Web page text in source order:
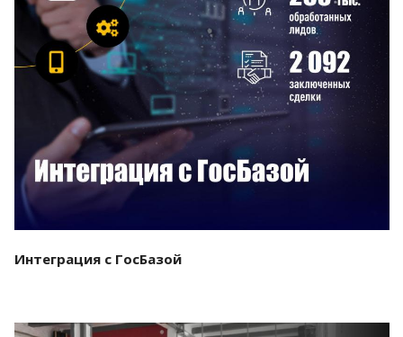
Смотреть проект
Интеграция с ГосБазой